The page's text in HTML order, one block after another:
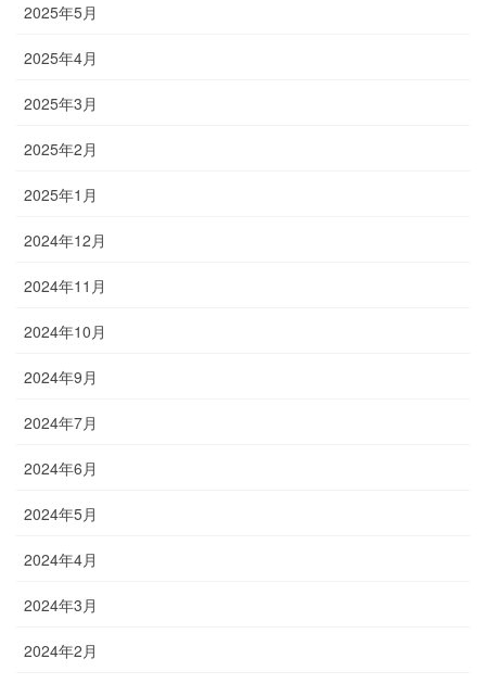
2025年5月
2025年4月
2025年3月
2025年2月
2025年1月
2024年12月
2024年11月
2024年10月
2024年9月
2024年7月
2024年6月
2024年5月
2024年4月
2024年3月
2024年2月